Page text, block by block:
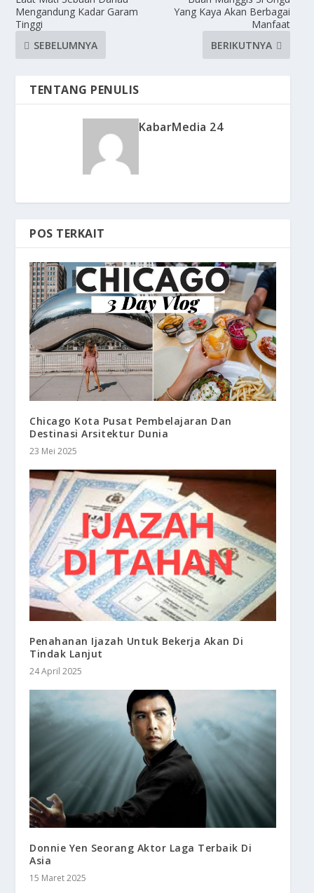
Mengandung Kadar Garam
Tinggi
SEBELUMNYA
Yang Kaya Akan Berbagai
Manfaat
BERIKUTNYA
TENTANG PENULIS
KabarMedia 24
POS TERKAIT
Chicago Kota Pusat Pembelajaran Dan
Destinasi Arsitektur Dunia
23 Mei 2025
Penahanan Ijazah Untuk Bekerja Akan Di
Tindak Lanjut
24 April 2025
Donnie Yen Seorang Aktor Laga Terbaik Di
Asia
15 Maret 2025